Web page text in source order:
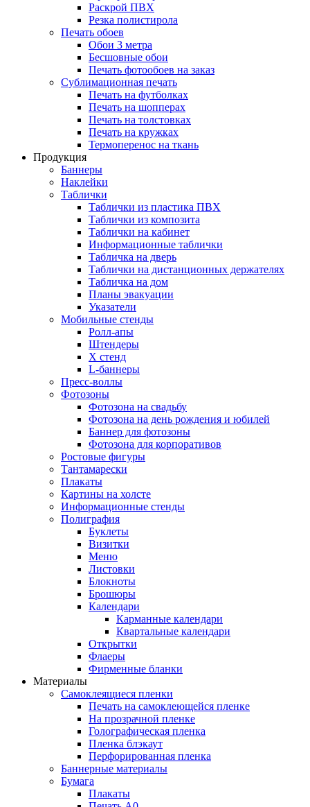
Раскрой ПВХ
Резка полистирола
Печать обоев
Обои 3 метра
Бесшовные обои
Печать фотообоев на заказ
Сублимационная печать
Печать на футболках
Печать на шопперах
Печать на толстовках
Печать на кружках
Термоперенос на ткань
Продукция
Баннеры
Наклейки
Таблички
Таблички из пластика ПВХ
Таблички из композита
Таблички на кабинет
Информационные таблички
Табличка на дверь
Таблички на дистанционных держателях
Табличка на дом
Планы эвакуации
Указатели
Мобильные стенды
Ролл-апы
Штендеры
Х стенд
L-баннеры
Пресс-воллы
Фотозоны
Фотозона на свадьбу
Фотозона на день рождения и юбилей
Баннер для фотозоны
Фотозона для корпоративов
Ростовые фигуры
Тантамарески
Плакаты
Картины на холсте
Информационные стенды
Полиграфия
Буклеты
Визитки
Меню
Листовки
Блокноты
Брошюры
Календари
Карманные календари
Квартальные календари
Открытки
Флаеры
Фирменные бланки
Материалы
Самоклеящиеся пленки
Печать на самоклеющейся пленке
На прозрачной пленке
Голографическая пленка
Пленка блэкаут
Перфорированная пленка
Баннерные материалы
Бумага
Плакаты